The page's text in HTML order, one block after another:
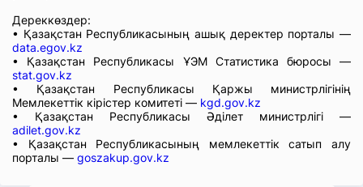
Дереккөздер:
• Қазақстан Республикасының ашық деректер порталы —
data.egov.kz
• Қазақстан Республикасы ҰЭМ Статистика бюросы —
stat.gov.kz
• Қазақстан Республикасы Қаржы министрлігінің
Мемлекеттік кірістер комитеті — kgd.gov.kz
• Қазақстан Республикасы Әділет министрлігі —
adilet.gov.kz
• Қазақстан Республикасының мемлекеттік сатып алу
порталы — goszakup.gov.kz